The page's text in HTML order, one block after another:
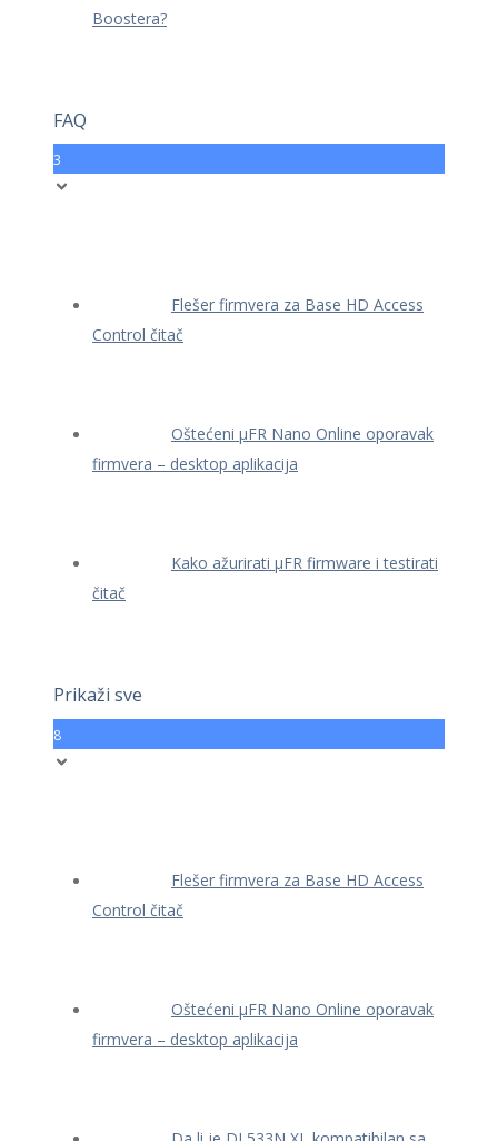
Boostera?
FAQ
3
Flešer firmvera za Base HD Access
Control čitač
Oštećeni μFR Nano Online oporavak
firmvera – desktop aplikacija
Kako ažurirati μFR firmware i testirati
čitač
Prikaži sve
8
Flešer firmvera za Base HD Access
Control čitač
Oštećeni μFR Nano Online oporavak
firmvera – desktop aplikacija